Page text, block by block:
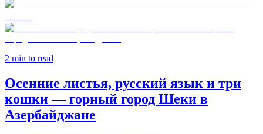
2 min to read
Осенние листья, русский язык и три
кошки — горный город Шеки в
Азербайджане